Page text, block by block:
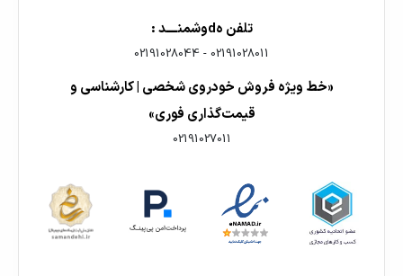
تلفن هdوشمنــــد :
02191028011
-
02191028044
«خط ویژه فروش خودروی شخصی | کارشناسی و
قیمت‌گذاری فوری»
02191027011